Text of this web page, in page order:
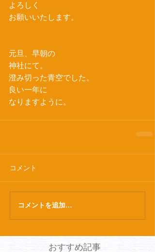
よろしく
お願いいたします。
元旦、早朝の
神社にて。
澄み切った青空でした。
良い一年に
なりますように。
コメント
コメントを追加…
おすすめ記事